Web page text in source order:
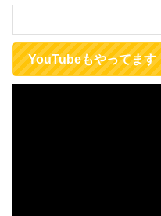
YouTubeもやってます